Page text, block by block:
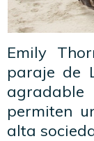
Emily
paraje de
permiten
alta